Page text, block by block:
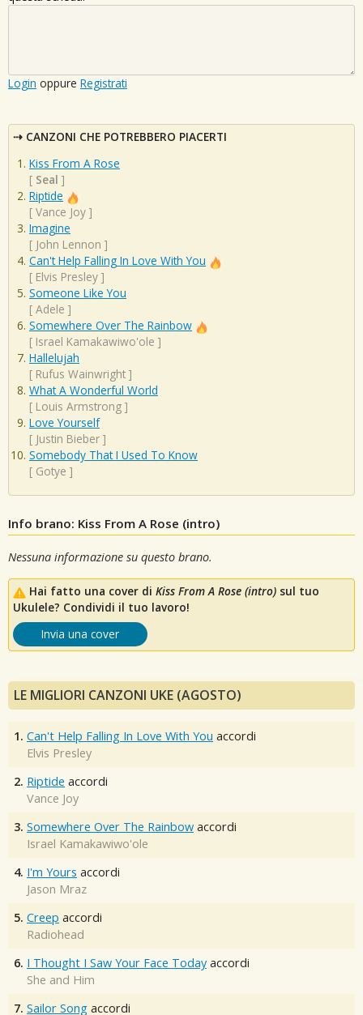
Login oppure Registrati
CANZONI CHE POTREBBERO PIACERTI
Kiss From A Rose
[ Seal ]
Riptide
[ Vance Joy ]
Imagine
[ John Lennon ]
Can't Help Falling In Love With You
[ Elvis Presley ]
Someone Like You
[ Adele ]
Somewhere Over The Rainbow
[ Israel Kamakawiwo'ole ]
Hallelujah
[ Rufus Wainwright ]
What A Wonderful World
[ Louis Armstrong ]
Love Yourself
[ Justin Bieber ]
Somebody That I Used To Know
[ Gotye ]
Info brano: Kiss From A Rose (intro)
Nessuna informazione su questo brano.
Hai fatto una cover di Kiss From A Rose (intro) sul tuo
Ukulele? Condividi il tuo lavoro!
Invia una cover
LE MIGLIORI CANZONI UKE (AGOSTO)
1. Can't Help Falling In Love With You accordi
Elvis Presley
2. Riptide accordi
Vance Joy
3. Somewhere Over The Rainbow accordi
Israel Kamakawiwo'ole
4. I'm Yours accordi
Jason Mraz
5. Creep accordi
Radiohead
6. I Thought I Saw Your Face Today accordi
She and Him
7. Sailor Song accordi